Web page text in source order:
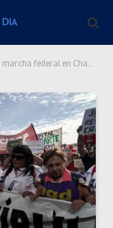
Rosario, Córdoba y otras provincias